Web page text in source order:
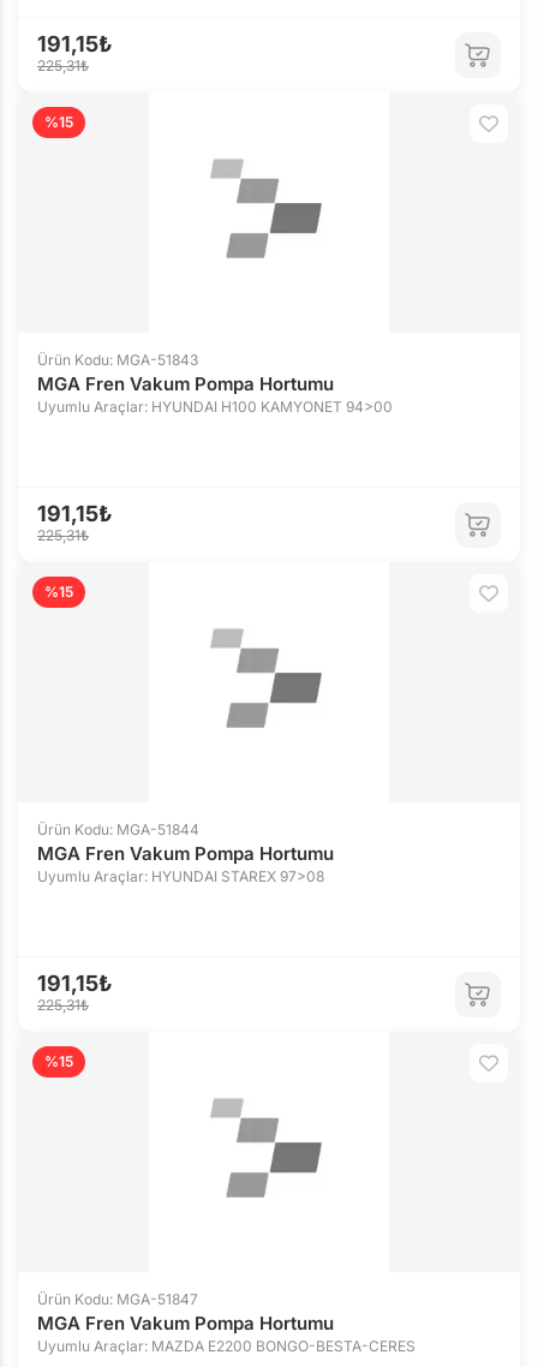
191,15₺
225,31₺
%15
Ürün Kodu: MGA-51843
MGA Fren Vakum Pompa Hortumu
Uyumlu Araçlar: HYUNDAI H100 KAMYONET 94>00
191,15₺
225,31₺
%15
Ürün Kodu: MGA-51844
MGA Fren Vakum Pompa Hortumu
Uyumlu Araçlar: HYUNDAI STAREX 97>08
191,15₺
225,31₺
%15
Ürün Kodu: MGA-51847
MGA Fren Vakum Pompa Hortumu
Uyumlu Araçlar: MAZDA E2200 BONGO-BESTA-CERES